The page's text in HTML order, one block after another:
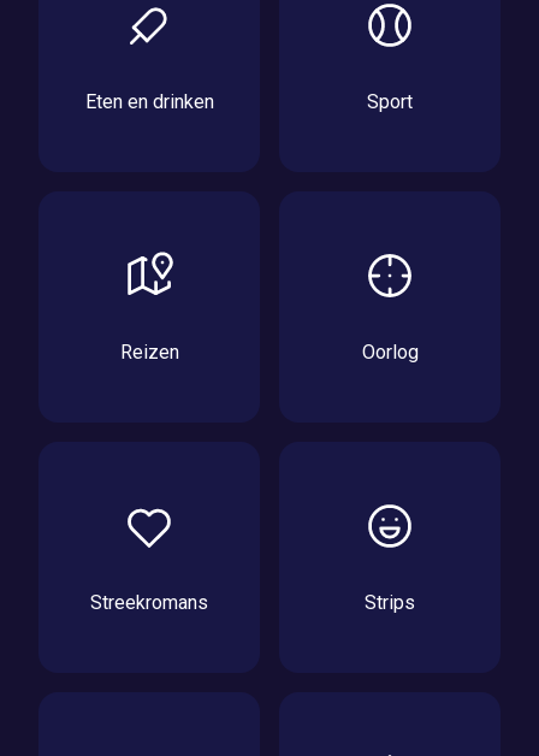
Eten en drinken Sport
Reizen Oorlog
Streekromans Strips